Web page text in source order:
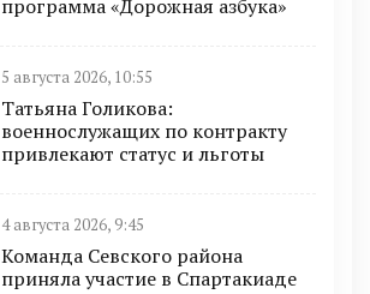
программа «Дорожная азбука»
5 августа 2026, 10:55
Татьяна Голикова:
военнослужащих по контракту
привлекают статус и льготы
4 августа 2026, 9:45
Команда Севского района
приняла участие в Спартакиаде